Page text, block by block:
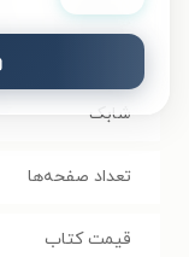
شابک
تعداد صفحه‌ها
قیمت کتاب